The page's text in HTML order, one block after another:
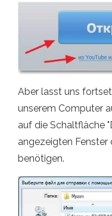
Aber lasst uns
unserem Computer
auf die Schaltfläche
angezeigten Fenster
benötigen.